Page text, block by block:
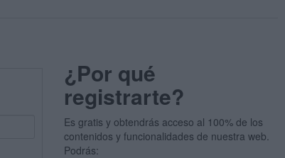
¿Por qué
registrarte?
Es gratis y obtendrás acceso al 100% de los
contenidos y funcionalidades de nuestra web.
Podrás: